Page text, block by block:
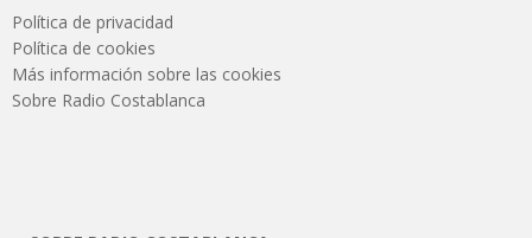
Política de privacidad
Política de cookies
Más información sobre las cookies
Sobre Radio Costablanca